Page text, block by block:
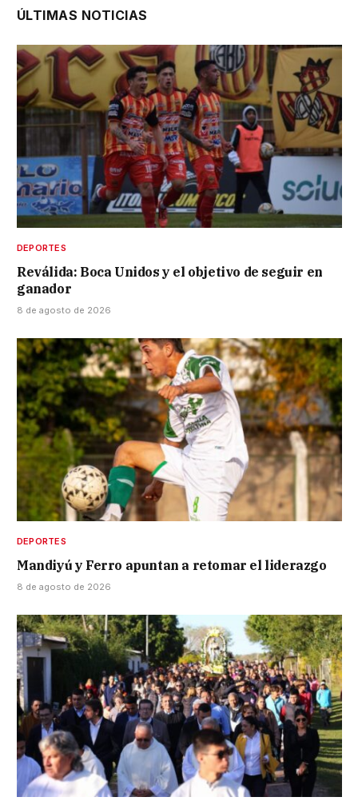
ÚLTIMAS NOTICIAS
DEPORTES
Reválida: Boca Unidos y el objetivo de seguir en
ganador
8 de agosto de 2026
DEPORTES
Mandiyú y Ferro apuntan a retomar el liderazgo
8 de agosto de 2026